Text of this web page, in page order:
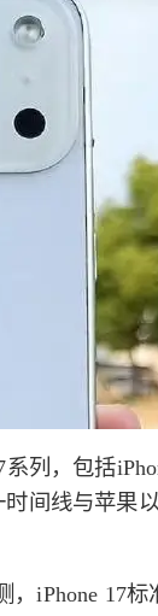
列，包括
时间线与苹果
iPhone 17